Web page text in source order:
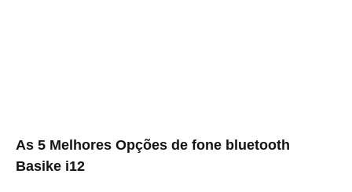
As 5 Melhores Opções de fone bluetooth
Basike i12